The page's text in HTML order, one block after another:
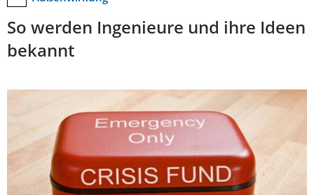
So werden Ingenieure und ihre Ideen
bekannt